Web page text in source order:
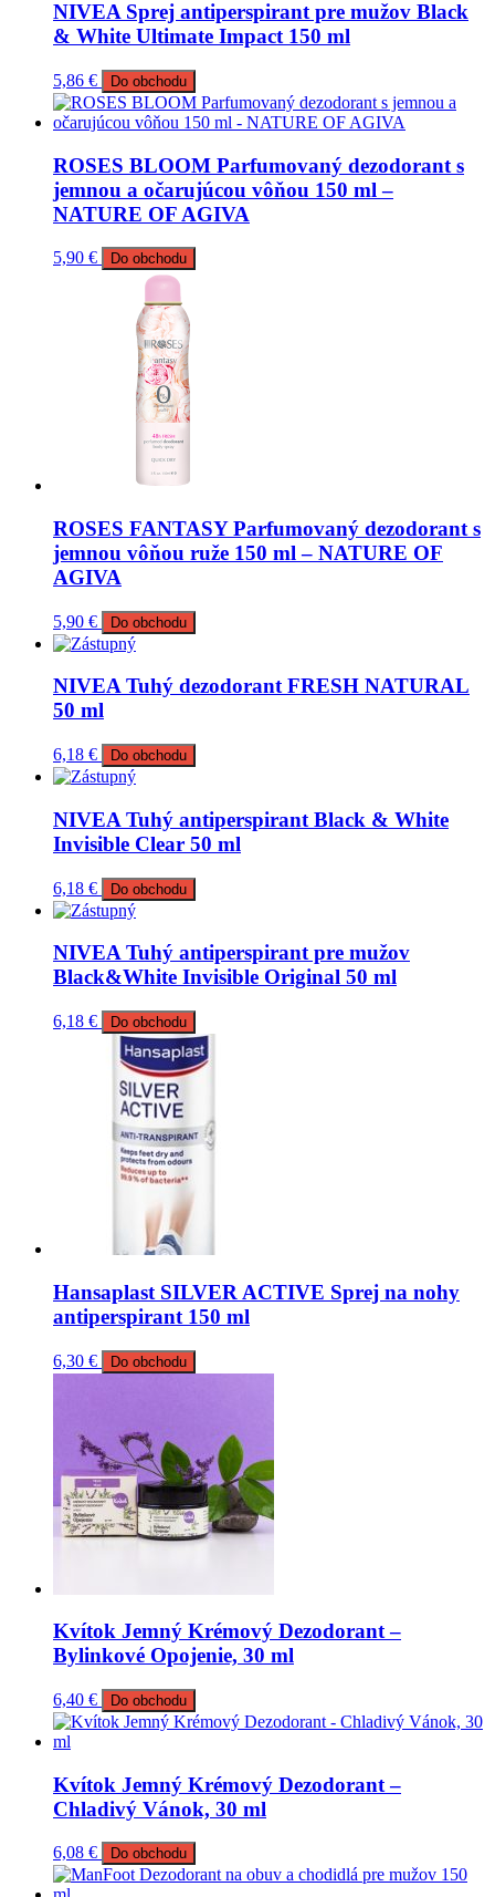
NIVEA Sprej antiperspirant pre mužov Black
& White Ultimate Impact 150 ml
5,86 € Do obchodu
ROSES BLOOM Parfumovaný dezodorant s
jemnou a očarujúcou vôňou 150 ml –
NATURE OF AGIVA
5,90 € Do obchodu
ROSES FANTASY Parfumovaný dezodorant s
jemnou vôňou ruže 150 ml – NATURE OF
AGIVA
5,90 € Do obchodu
NIVEA Tuhý dezodorant FRESH NATURAL
50 ml
6,18 € Do obchodu
NIVEA Tuhý antiperspirant Black & White
Invisible Clear 50 ml
6,18 € Do obchodu
NIVEA Tuhý antiperspirant pre mužov
Black&White Invisible Original 50 ml
6,18 € Do obchodu
Hansaplast SILVER ACTIVE Sprej na nohy
antiperspirant 150 ml
6,30 € Do obchodu
Kvítok Jemný Krémový Dezodorant –
Bylinkové Opojenie, 30 ml
6,40 € Do obchodu
Kvítok Jemný Krémový Dezodorant –
Chladivý Vánok, 30 ml
6,08 € Do obchodu